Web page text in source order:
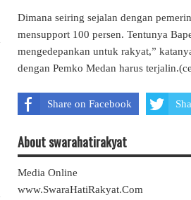
Dimana seiring sejalan dengan
mensupport 100 persen. Tentunya
mengedepankan untuk rakyat,”
dengan Pemko Medan harus
Share on Facebook
About swarahatirakyat
Media Online
www.SwaraHatiRakyat.Com